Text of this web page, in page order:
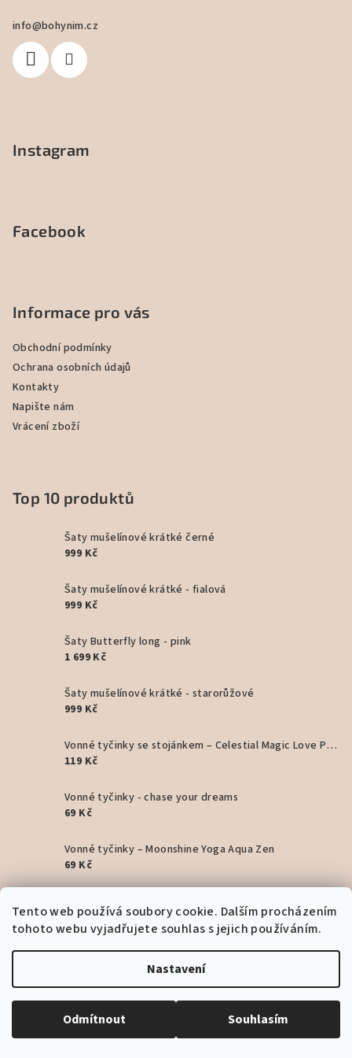
Tento web používá soubory cookie. Dalším procházením
tohoto webu vyjadřujete souhlas s jejich používáním.
Nastavení
Odmítnout Souhlasím
info@bohynim.cz
Instagram
Facebook
Informace pro vás
Obchodní podmínky
Ochrana osobních údajů
Kontakty
Napište nám
Vrácení zboží
Top 10 produktů
Šaty mušelínové krátké černé
999 Kč
Šaty mušelínové krátké - fialová
999 Kč
Šaty Butterfly long - pink
1 699 Kč
Šaty mušelínové krátké - starorůžové
999 Kč
Vonné tyčinky se stojánkem – Celestial Magic Love Potion ✨ prosecco a růže
119 Kč
Vonné tyčinky - chase your dreams
69 Kč
Vonné tyčinky – Moonshine Yoga Aqua Zen
69 Kč
1 999 Kč
Šaty Artemis dlouhé - Beige
Šaty Artemis dlouhé - Pink
1 799 Kč